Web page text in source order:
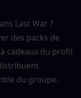
Last War ?
des packs de
cadeaux du profil
du groupe.